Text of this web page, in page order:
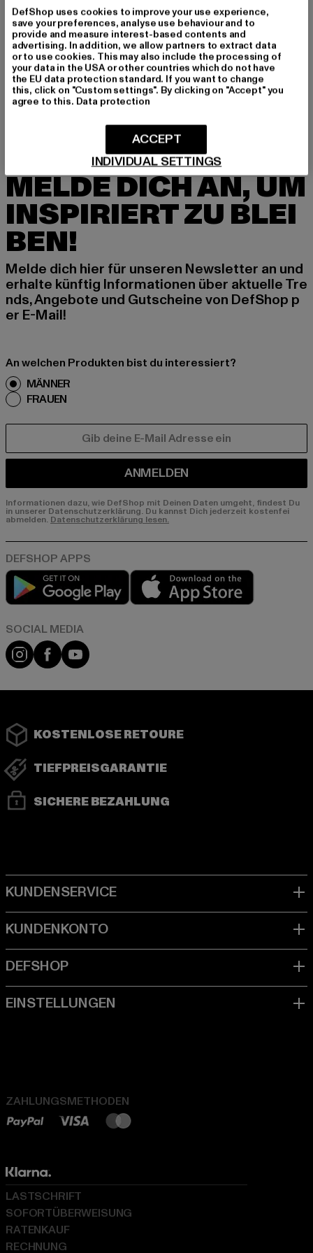
PFLEGEHINWEISE
LIEFERUNG & RÜCKGABE
MELDE DICH AN, UM
INSPIRIERT ZU BLEI
BEN!
Melde dich hier für unseren Newsletter an und
erhalte künftig Informationen über aktuelle Tre
nds, Angebote und Gutscheine von DefShop p
er E-Mail!
An welchen Produkten bist du interessiert?
MÄNNER
FRAUEN
ANMELDEN
Informationen dazu, wie DefShop mit Deinen Daten umgeht, findest Du
in unserer Datenschutzerklärung. Du kannst Dich jederzeit kostenfei
abmelden. Datenschutzerklärung lesen.
Play market
Instagram
FacebookYouTube
KOSTENLOSE RETOURE
TIEFPREISGARANTIE
SICHERE BEZAHLUNG
ZAHLUNGSMETHODEN
LASTSCHRIFT
SOFORTÜBERWEISUNG
RATENKAUF
RECHNUNG
DefShop uses cookies to improve your use experience,
save your preferences, analyse use behaviour and to
provide and measure interest-based contents and
advertising. In addition, we allow partners to extract data
or to use cookies. This may also include the processing of
your data in the USA or other countries which do not have
the EU data protection standard. If you want to change
this, click on "Custom settings". By clicking on "Accept" you
agree to this. Data protection
INDIVIDUAL SETTINGS
ACCEPT